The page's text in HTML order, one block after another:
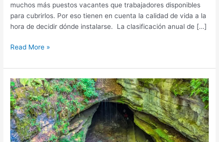
muchos más puestos vacantes que trabajadores disponibles
para cubrirlos. Por eso tienen en cuenta la calidad de vida a la
hora de decidir dónde instalarse. La clasificación anual de […]
Read More »
Mammoth
Cave
Acoge
una
Ceremonia
de